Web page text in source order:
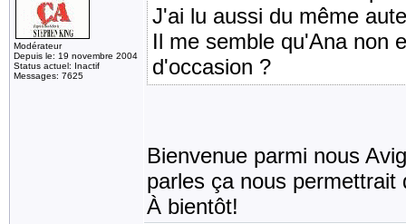
Modérateur
Depuis le: 19 novembre 2004
Status actuel: Inactif
Messages: 7625
J'ai lu aussi du même
Il me semble qu'Ana non
d'occasion ?
Bienvenue parmi nous
parles ça nous permettrait
À bientôt!